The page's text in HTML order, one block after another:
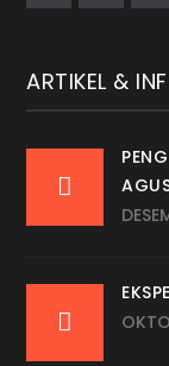
ARTIKEL &